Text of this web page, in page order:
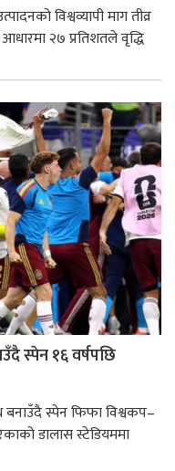
विश्वव्यापी माग तीव्र
२७ प्रतिशतले वृद्धि
स्पेन १६ वर्षपछि
बनाउँदै स्पेन फिफा विश्वकप–
डालास स्टेडियममा